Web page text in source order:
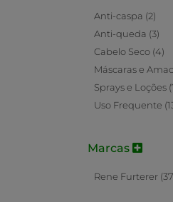
Anti-caspa (2)
Anti-queda (3)
Cabelo Seco (4)
Máscaras e
Sprays e Loções
Uso Frequente
Marcas
Rene Furterer